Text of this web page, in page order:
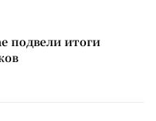
подвели итоги